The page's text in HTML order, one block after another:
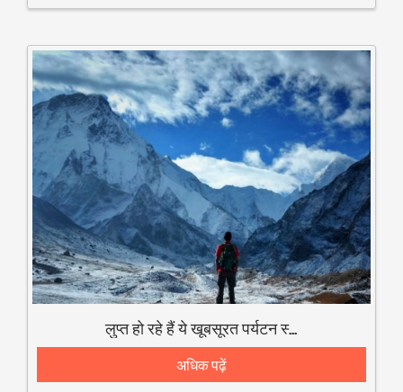
लुप्त हो रहे हैं ये खूबसूरत पर्यटन स्थल
अधिक पढ़ें